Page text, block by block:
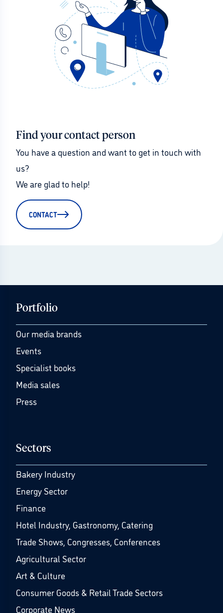
Find your contact person
You have a question and want to get in touch with
us?
We are glad to help!
CONTACT
Portfolio
Our media brands
Events
Specialist books
Media sales
Press
Sectors
Bakery Industry
Energy Sector
Finance
Hotel Industry, Gastronomy, Catering
Trade Shows, Congresses, Conferences
Agricultural Sector
Art & Culture
Consumer Goods & Retail Trade Sectors
Corporate News